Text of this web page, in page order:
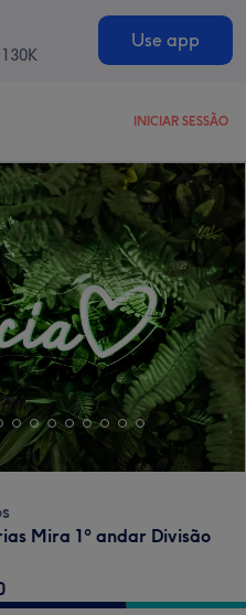
130K
Use app
INICIAR SESSÃO
Mira 1º andar Divisão